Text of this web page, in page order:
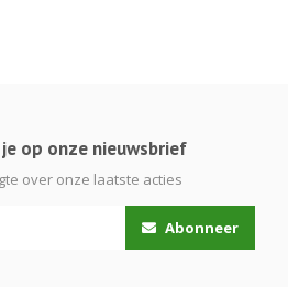
op onze nieuwsbrief
over onze laatste acties
Abonneer